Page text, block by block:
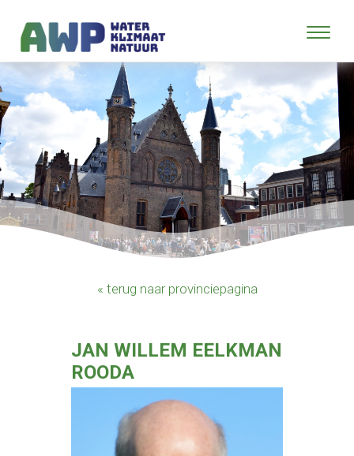
« terug naar provinciepagina
JAN WILLEM EELKMAN
ROODA